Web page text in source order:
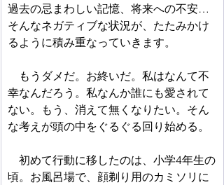
過去の忌まわしい記憶、将来への不安…
そんなネガティブな状況が、たたみかけ
るように積み重なっていきます。
もうダメだ。お終いだ。私はなんて不
幸なんだろう。私なんか誰にも愛されて
ない。もう、消えて無くなりたい。そん
な考えが頭の中をぐるぐる回り始める。
初めて行動に移したのは、小学4年生の
頃。お風呂場で、顔剃り用のカミソリに